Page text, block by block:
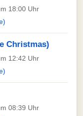
18:00 Uhr
Christmas)
12:42 Uhr
08:39 Uhr